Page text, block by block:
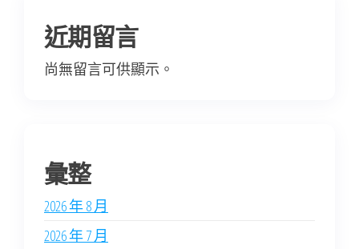
近期留言
尚無留言可供顯示。
彙整
2026 年 8 月
2026 年 7 月